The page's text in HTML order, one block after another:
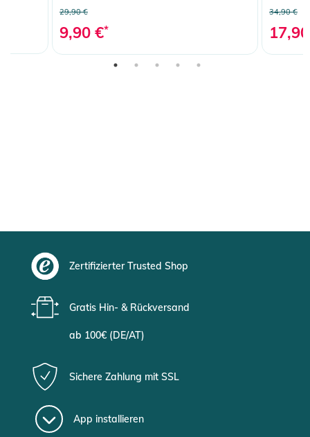
29,90 €
9,90 €*
34,90 €
Zertifizierter Trusted Shop
Gratis Hin- & Rückversand
ab 100€ (DE/AT)
Sichere Zahlung mit SSL
App installieren